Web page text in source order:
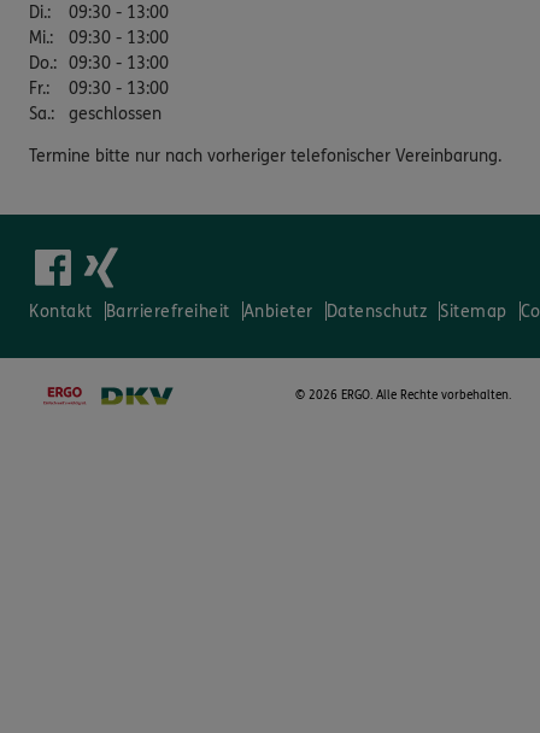
Di.:
09:30 - 13:00
Mi.:
09:30 - 13:00
Do.: 09:30 - 13:00
Fr.:
09:30 - 13:00
Sa.: geschlossen
Termine bitte nur nach vorheriger telefonischer Vereinbarung.
Kontakt Barrierefreiheit Anbieter Datenschutz Sitemap
© 2026 ERGO. Alle Rechte vorbehalten.